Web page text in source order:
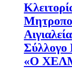
Σύλλογο
«Ο